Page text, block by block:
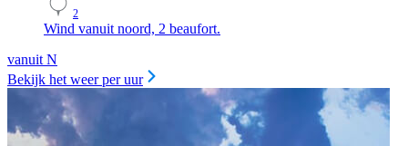
2
Wind vanuit noord, 2 beaufort.
vanuit N
Bekijk het weer per uur